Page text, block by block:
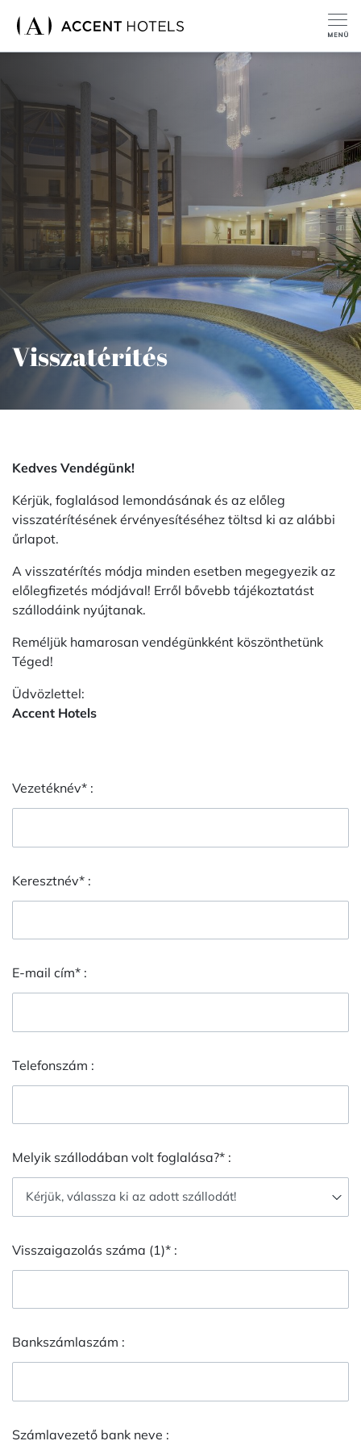
Visszatérítés
Kedves Vendégünk!
Kérjük, foglalásod lemondásának és az előleg
visszatérítésének érvényesítéséhez töltsd ki az alábbi
űrlapot.
A visszatérítés módja minden esetben megegyezik az
előlegfizetés módjával! Erről bővebb tájékoztatást
szállodáink nyújtanak.
Reméljük hamarosan vendégünkként köszönthetünk
Téged!
Üdvözlettel:
Accent Hotels
Vezetéknév* :
Keresztnév* :
E-mail cím* :
Telefonszám :
Melyik szállodában volt foglalása?* :
Visszaigazolás száma (1)* :
Bankszámlaszám :
Számlavezető bank neve :